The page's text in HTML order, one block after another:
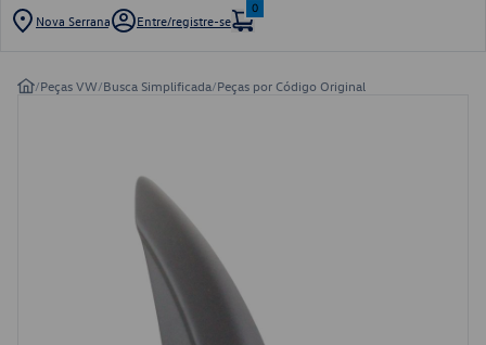
Nova Serrana Entre/registre-se
0
/Peças VW/Busca Simplificada/Peças por Código Original